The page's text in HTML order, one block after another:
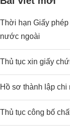
Thời hạn Giấy
nước ngoài
Thủ tục xin giấy
Hồ sơ thành lập chi
Thủ tục công bố